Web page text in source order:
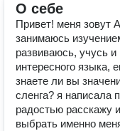
О себе
Привет! меня зовут
занимаюсь
развиваюсь, учусь и
интересного языка,
знаете ли вы
сленга? я написала
радостью расскажу
выбрать именно